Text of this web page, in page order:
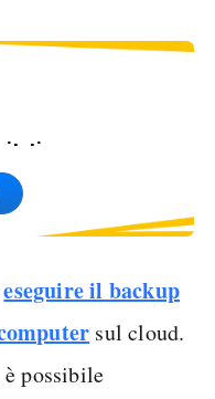
eseguire il backup
sul cloud.
possibile